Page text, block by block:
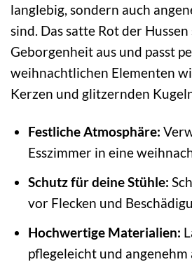
langlebig, sondern auch
sind. Das satte Rot der
Geborgenheit aus und passt
weihnachtlichen Elementen
Kerzen und glitzernden
Festliche Atmosphäre:
Esszimmer in eine
Schutz für deine Stühle:
vor Flecken und
Hochwertige Materialien:
pflegeleicht und angenehm